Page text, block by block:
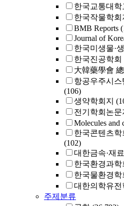
한국교통대학
한국작물학회
BMB Reports
Journal of
한국미생물·
한국진공학
大韓藥學會
항공우주시
(106)
생약학회지
전기학회논문
Molecules and
한국콘텐츠
(102)
대한금속·재
한국환경과학
한국물환경학
대한의학유전
주제분류